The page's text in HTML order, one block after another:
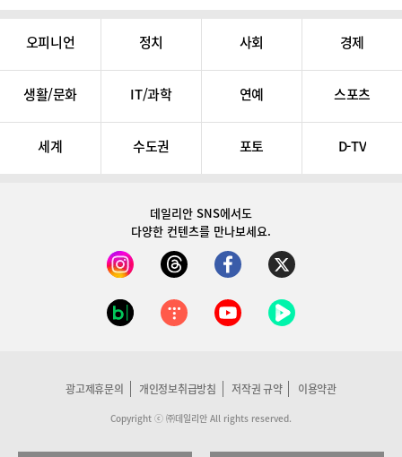
오피니언 정치 사회 경제
생활/문화 IT/과학 연예 스포츠
세계 수도권 포토 D-TV
데일리안 SNS에서도
다양한 컨텐츠를 만나보세요.
광고제휴문의 개인정보취급방침 저작권 규약 이용약관
Copyright ⓒ ㈜데일리안 All rights reserved.